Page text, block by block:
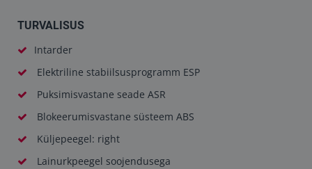
TURVALISUS
Intarder
Elektriline stabiilsusprogramm ESP
Puksimisvastane seade ASR
Blokeerumisvastane süsteem ABS
Küljepeegel: right
Lainurkpeegel soojendusega